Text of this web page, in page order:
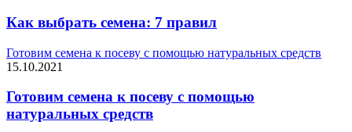
Как выбрать семена: 7 правил
Готовим семена к посеву с помощью натуральных средств
15.10.2021
Готовим семена к посеву с помощью
натуральных средств